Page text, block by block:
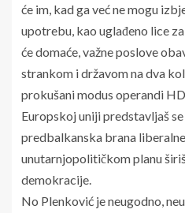
će im, kad ga već ne mogu
upotrebu, kao uglađeno lice
će domaće, važne poslove
strankom i državom na dva
prokušani modus operandi
Europskoj uniji predstavljaš
predbalkanska brana
unutarnjopolitičkom planu
demokracije.
No Plenković je neugodno,